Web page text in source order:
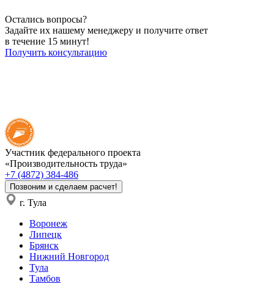
Остались вопросы?
Задайте их нашему менеджеру и получите ответ
в течение 15 минут!
Получить консультацию
Участник федерального проекта
«Производительность труда»
+7 (4872) 384-486
Позвоним и сделаем расчет!
г. Тула
Воронеж
Липецк
Брянск
Нижний Новгород
Тула
Тамбов